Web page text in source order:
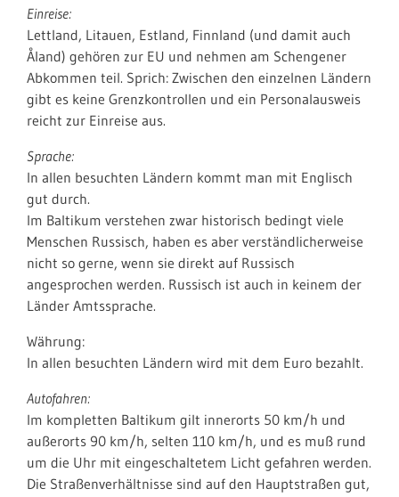
Einreise:
Lettland, Litauen, Estland, Finnland (und damit auch
Åland) gehören zur EU und nehmen am Schengener
Abkommen teil. Sprich: Zwischen den einzelnen Ländern
gibt es keine Grenzkontrollen und ein Personalausweis
reicht zur Einreise aus.
Sprache:
In allen besuchten Ländern kommt man mit Englisch
gut durch.
Im Baltikum verstehen zwar historisch bedingt viele
Menschen Russisch, haben es aber verständlicherweise
nicht so gerne, wenn sie direkt auf Russisch
angesprochen werden. Russisch ist auch in keinem der
Länder Amtssprache.
Währung:
In allen besuchten Ländern wird mit dem Euro bezahlt.
Autofahren:
Im kompletten Baltikum gilt innerorts 50 km/h und
außerorts 90 km/h, selten 110 km/h, und es muß rund
um die Uhr mit eingeschaltetem Licht gefahren werden.
Die Straßenverhältnisse sind auf den Hauptstraßen gut,